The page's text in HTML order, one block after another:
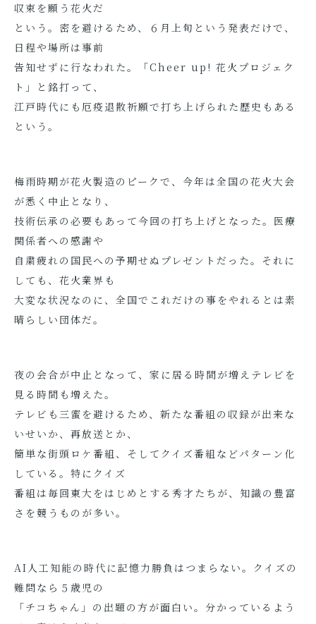
収束を願う花火だ
という。密を避けるため、６月上旬という発表だけで、
日程や場所は事前
告知せずに行なわれた。「Cheer up! 花火プロジェク
ト」と銘打って、
江戸時代にも厄疫退散祈願で打ち上げられた歴史もある
という。
梅雨時期が花火製造のピークで、今年は全国の花火大会
が悉く中止となり、
技術伝承の必要もあって今回の打ち上げとなった。医療
関係者への感謝や
自粛疲れの国民への予期せぬプレゼントだった。それに
しても、花火業界も
大変な状況なのに、全国でこれだけの事をやれるとは素
晴らしい団体だ。
夜の会合が中止となって、家に居る時間が増えテレビを
見る時間も増えた。
テレビも三蜜を避けるため、新たな番組の収録が出来な
いせいか、再放送とか、
簡単な街頭ロケ番組、そしてクイズ番組などパターン化
している。特にクイズ
番組は毎回東大をはじめとする秀才たちが、知識の豊富
さを競うものが多い。
AI人工知能の時代に記憶力勝負はつまらない。クイズの
難問なら５歳児の
「チコちゃん」の出題の方が面白い。分かっているよう